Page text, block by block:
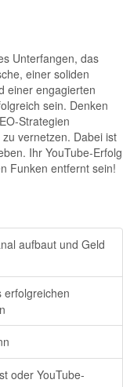
Unterfangen, das
einer soliden
einer engagierten
sein. Denken
Strategien
vernetzen. Dabei ist
Ihr YouTube-Erfolg
Funken entfernt sein!
aufbaut und Geld
erfolgreichen
oder YouTube-